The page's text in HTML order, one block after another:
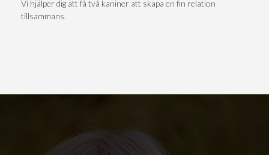
Vi hjälper dig att få två kaniner att skapa en fin relation
tillsammans.